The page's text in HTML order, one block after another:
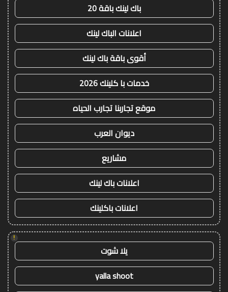
باك لينك باقة 20
اعلانات الباك لينك
أقوى باقة باك لينك
خدمات با كلينك 2026
موقع تجاربنا تجارب الحياه
ديوان العرب
مشاريع
اعلانات باك لينك
اعلانات باكلينك
!
يلا شوت
yalla shoot